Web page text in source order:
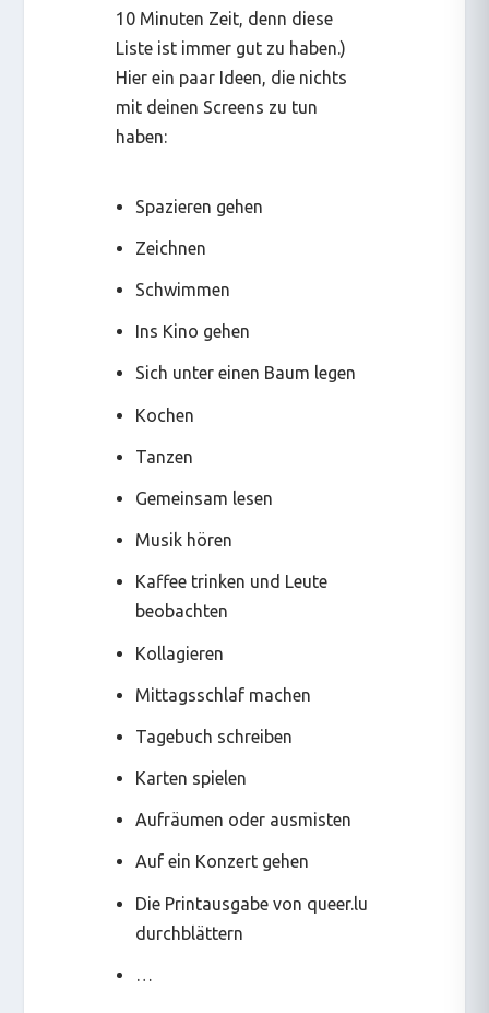
10 Minuten Zeit, denn diese
Liste ist immer gut zu haben.)
Hier ein paar Ideen, die nichts
mit deinen Screens zu tun
haben:
Spazieren gehen
Zeichnen
Schwimmen
Ins Kino gehen
Sich unter einen Baum legen
Kochen
Tanzen
Gemeinsam lesen
Musik hören
Kaffee trinken und Leute
beobachten
Kollagieren
Mittagsschlaf machen
Tagebuch schreiben
Karten spielen
Aufräumen oder ausmisten
Auf ein Konzert gehen
Die Printausgabe von queer.lu
durchblättern
…